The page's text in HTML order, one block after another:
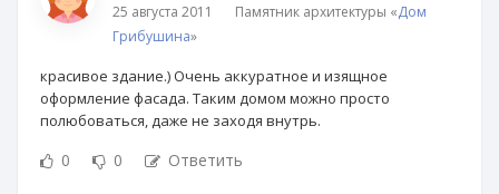
25 августа 2011 Памятник архитектуры «Дом
Грибушина»
красивое здание.) Очень аккуратное и изящное
оформление фасада. Таким домом можно просто
полюбоваться, даже не заходя внутрь.
0 0 Ответить